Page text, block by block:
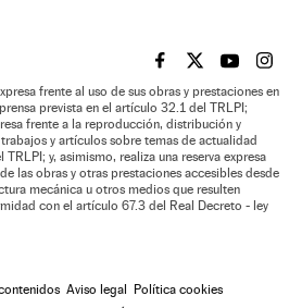
EL PAÍS BRASIL EN
EL PAÍSEL PAÍS
EL
frente al uso de sus obras y prestaciones en
prevista en el artículo 32.1 del TRLPI;
frente a la reproducción, distribución y
y artículos sobre temas de actualidad
y, asimismo, realiza una reserva expresa
las obras y otras prestaciones accesibles desde
mecánica u otros medios que resulten
con el artículo 67.3 del Real Decreto - ley
Aviso legal Política cookies